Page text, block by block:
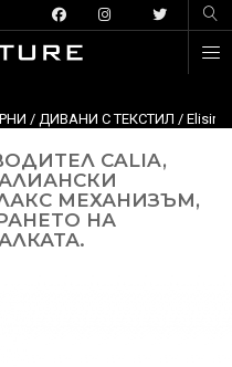
/ ДИВАНИ С ТЕКСТИЛ / Elisir,
CALIA,
МЕХАНИЗЪМ,
НА